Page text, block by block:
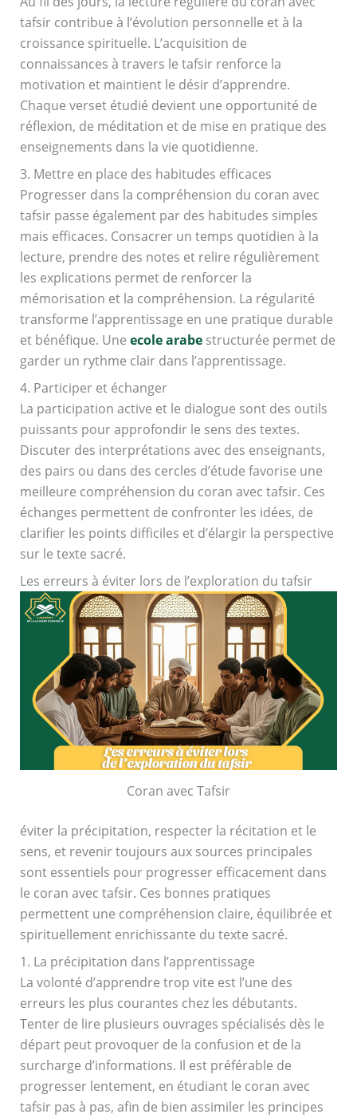
tafsir contribue à l’évolution personnelle et à la
croissance spirituelle. L’acquisition de
connaissances à travers le tafsir renforce la
motivation et maintient le désir d’apprendre.
Chaque verset étudié devient une opportunité de
réflexion, de méditation et de mise en pratique des
enseignements dans la vie quotidienne.
3. Mettre en place des habitudes efficaces
Progresser dans la compréhension du coran avec
tafsir passe également par des habitudes simples
mais efficaces. Consacrer un temps quotidien à la
lecture, prendre des notes et relire régulièrement
les explications permet de renforcer la
mémorisation et la compréhension. La régularité
transforme l’apprentissage en une pratique durable
et bénéfique. Une ecole arabestructurée permet de
garder un rythme clair dans l’apprentissage.
4. Participer et échanger
La participation active et le dialogue sont des outils
puissants pour approfondir le sens des textes.
Discuter des interprétations avec des enseignants,
des pairs ou dans des cercles d’étude favorise une
meilleure compréhension du coran avec tafsir. Ces
échanges permettent de confronter les idées, de
clarifier les points difficiles et d’élargir la perspective
sur le texte sacré.
Les erreurs à éviter lors de l’exploration du tafsir
Coran avec Tafsir
éviter la précipitation, respecter la récitation et le
sens, et revenir toujours aux sources principales
sont essentiels pour progresser efficacement dans
le coran avec tafsir. Ces bonnes pratiques
permettent une compréhension claire, équilibrée et
spirituellement enrichissante du texte sacré.
1. La précipitation dans l’apprentissage
La volonté d’apprendre trop vite est l’une des
erreurs les plus courantes chez les débutants.
Tenter de lire plusieurs ouvrages spécialisés dès le
départ peut provoquer de la confusion et de la
surcharge d’informations. Il est préférable de
progresser lentement, en étudiant le coran avec
tafsir pas à pas, afin de bien assimiler les principes